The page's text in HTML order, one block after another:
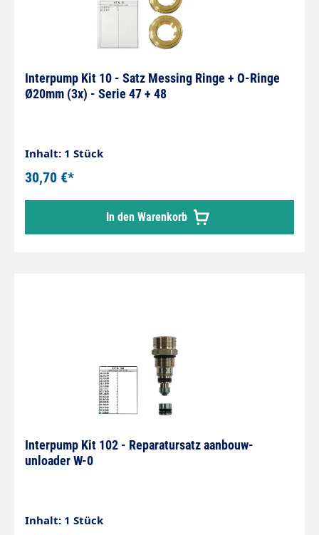
Interpump Kit 10 - Satz Messing Ringe + O-Ringe
Ø20mm (3x) - Serie 47 + 48
Inhalt: 1 Stück
30,70 €*
In den Warenkorb
Interpump Kit 102 - Reparatursatz aanbouw-
unloader W-0
Inhalt: 1 Stück